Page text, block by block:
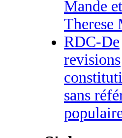
Mande et
Therese
RDC-De
revisions
sans